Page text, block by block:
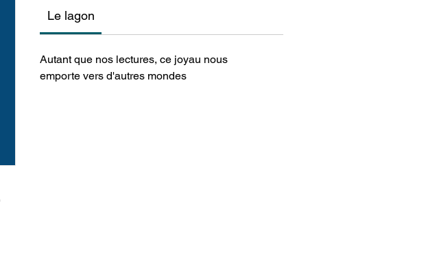
Le lagon
Autant que nos lectures, ce joyau nous
emporte vers d'autres mondes